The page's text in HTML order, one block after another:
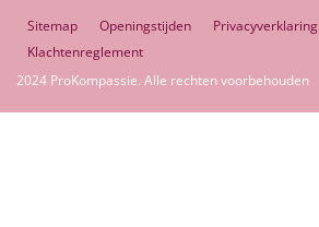
Sitemap Openingstijden Privacyverklaring
Klachtenreglement
2024 ProKompassie. Alle rechten voorbehouden